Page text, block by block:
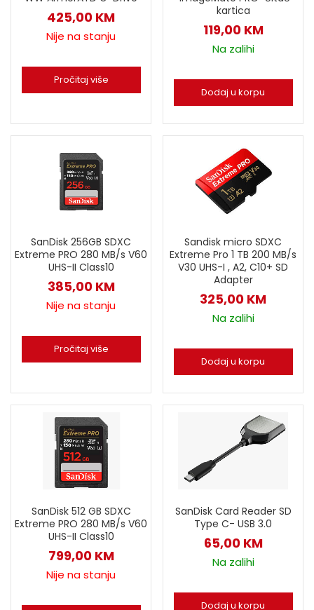
425,00 KM
Nije na stanju
Pročitaj više
kartica
119,00 KM
Na zalihi
Dodaj u korpu
SanDisk 256GB SDXC
Extreme PRO 280 MB/s V60
UHS-II Class10
385,00 KM
Nije na stanju
Pročitaj više
Sandisk micro SDXC
Extreme Pro 1 TB 200 MB/s
V30 UHS-I , A2, C10+ SD
Adapter
325,00 KM
Na zalihi
Dodaj u korpu
SanDisk 512 GB SDXC
Extreme PRO 280 MB/s V60
UHS-II Class10
799,00 KM
Nije na stanju
SanDisk Card Reader SD
Type C- USB 3.0
65,00 KM
Na zalihi
Dodaj u korpu